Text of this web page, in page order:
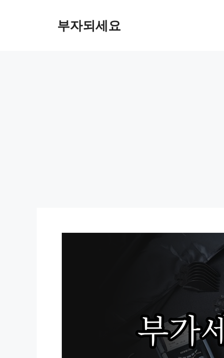
부자되세요